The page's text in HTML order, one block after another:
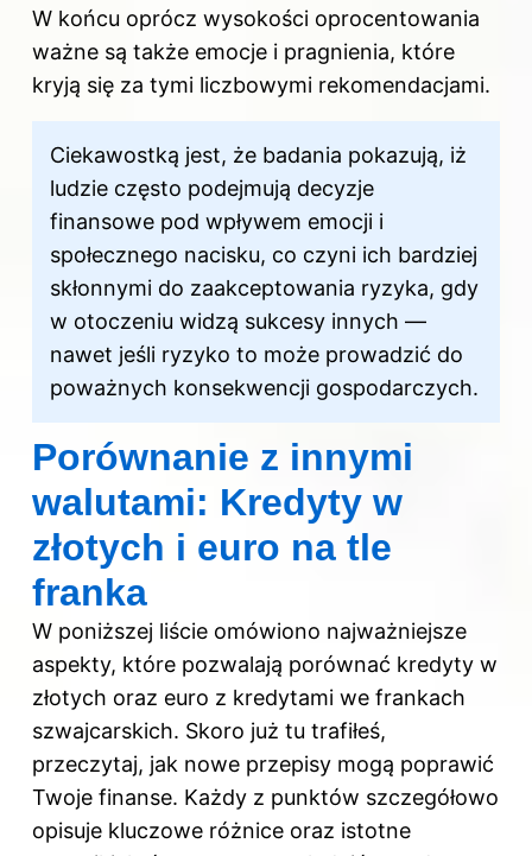
W końcu oprócz wysokości oprocentowania
ważne są także emocje i pragnienia, które
kryją się za tymi liczbowymi rekomendacjami.
Ciekawostką jest, że badania pokazują, iż
ludzie często podejmują decyzje
finansowe pod wpływem emocji i
społecznego nacisku, co czyni ich bardziej
skłonnymi do zaakceptowania ryzyka, gdy
w otoczeniu widzą sukcesy innych —
nawet jeśli ryzyko to może prowadzić do
poważnych konsekwencji gospodarczych.
Porównanie z innymi
walutami: Kredyty w
złotych i euro na tle
franka
W poniższej liście omówiono najważniejsze
aspekty, które pozwalają porównać kredyty w
złotych oraz euro z kredytami we frankach
szwajcarskich. Skoro już tu trafiłeś,
przeczytaj, jak nowe przepisy mogą poprawić
Twoje finanse. Każdy z punktów szczegółowo
opisuje kluczowe różnice oraz istotne